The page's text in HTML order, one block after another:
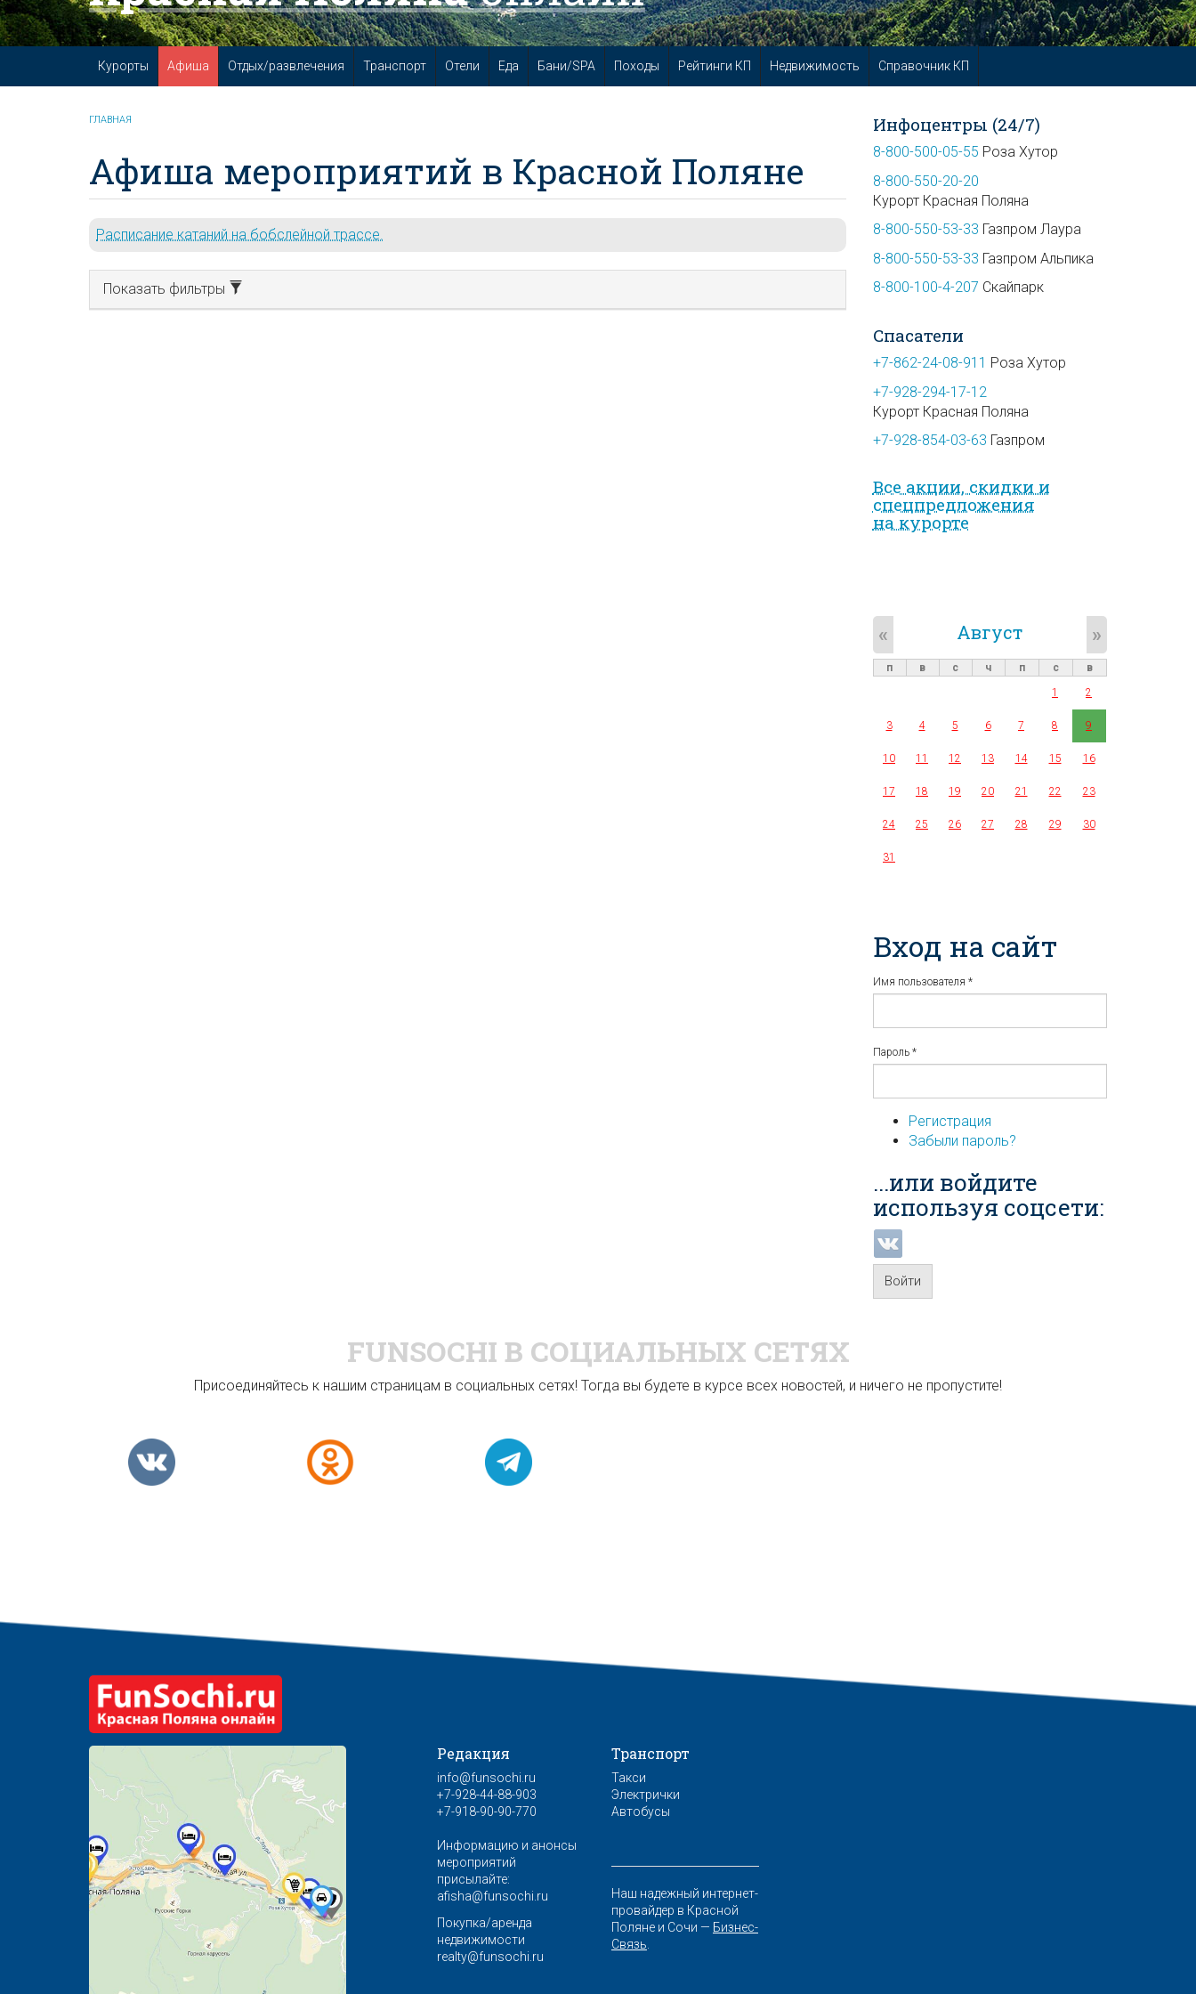
Курорты Афиша Отдых/развлечения Транспорт Отели Еда Бани/SPA Походы Рейтинги КП Недвижимость Справочник КП
ГЛАВНАЯ
Афиша мероприятий в Красной Поляне
Расписание катаний на бобслейной трассе.
Показать фильтры
Инфоцентры (24/7)
8-800-500-05-55 Роза Хутор
8-800-550-20-20
Курорт Красная Поляна
8-800-550-53-33 Газпром Лаура
8-800-550-53-33 Газпром Альпика
8-800-100-4-207 Скайпарк
Спасатели
+7-862-24-08-911 Роза Хутор
+7-928-294-17-12
Курорт Красная Поляна
+7-928-854-03-63 Газпром
Все акции, скидки и
спец­предложе­ния
на курорте
Август
« »
п в с ч п с
в
1
2
3 4 5 6 7 8 9
10 11 12 13 14 15 16
17 18 19 20 21 22 23
24 25 26 27 28 29 30
31
Вход на сайт
Имя пользователя *
Пароль *
Регистрация
Забыли пароль?
...или войдите
используя соцсети:
Войти
FUNSOCHI В СОЦИАЛЬНЫХ СЕТЯХ
Присоединяйтесь к нашим страницам в социальных сетях! Тогда вы будете в курсе всех новостей, и ничего не пропустите!
Редакция
info@funsochi.ru
+7-928-44-88-903
+7-918-90-90-770
Информацию и анонсы
мероприятий
присылайте:
afisha@funsochi.ru
Покупка/аренда
недвижимости
realty@funsochi.ru
Транспорт
Такси
Электрички
Автобусы
Наш надежный интернет-
провайдер в Красной
Поляне и Сочи — Бизнес-
Связь